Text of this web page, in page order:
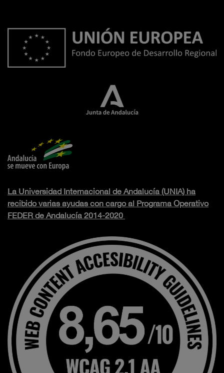
La Universidad Internacional de Andalucía (UNIA) ha
recibido varias ayudas con cargo al Programa Operativo
FEDER de Andalucía 2014-2020